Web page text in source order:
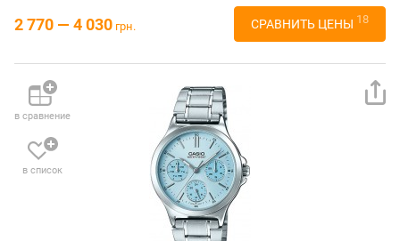
2 770 — 4 030 грн. СРАВНИТЬ ЦЕНЫ 18
в сравнение
в список